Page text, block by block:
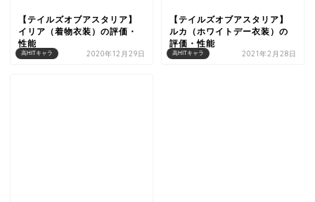
高HITキャラ
【テイルズオブアスタリア】
イリア（着物衣装）の評価・
性能
2020年12月29日 高HITキャラ
【テイルズオブアスタリア】
ルカ（ホワイトデー衣装）の
評価・性能
2021年2月28日